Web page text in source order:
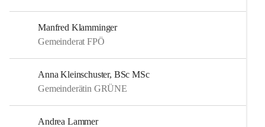
Manfred Klamminger
Gemeinderat FPÖ
Anna Kleinschuster, BSc MSc
Gemeinderätin GRÜNE
Andrea Lammer